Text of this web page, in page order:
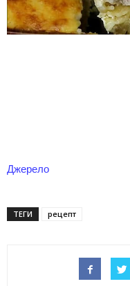
Джерело
ТЕГИ рецепт